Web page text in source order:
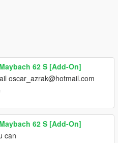
62 S [Add-On]
oscar_azrak@hotmail.com
62 S [Add-On]
can